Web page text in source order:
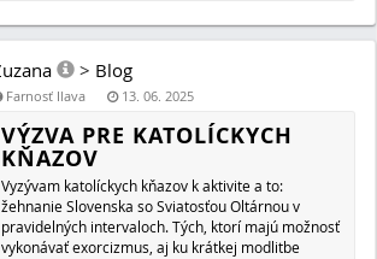
ho diabol pokúšal. A keď sa štyridsať dní a štyridsať
vyhladol. Tu pristúpil pokušiteľ a povedal mu: 'Ak si Boží
nech sa z týchto kameňov stanú chleby.' On odvetil:
z chleba žije človek, ale z každého slova, ktoré
Zuzana >Blog
Farnosť Ilava 04. 11. 2024
MAGAZÍN SUZETTE 3